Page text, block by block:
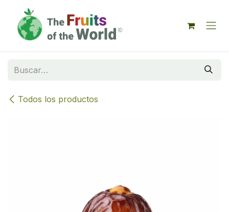
Todos los productos